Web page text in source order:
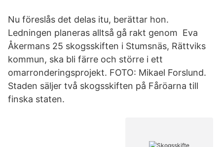
Nu föreslås det delas itu, berättar hon.
Ledningen planeras alltså gå rakt genom Eva
Åkermans 25 skogsskiften i Stumsnäs, Rättviks
kommun, ska bli färre och större i ett
omarronderingsprojekt. FOTO: Mikael Forslund.
Staden säljer två skogsskiften på Fåröarna till
finska staten.